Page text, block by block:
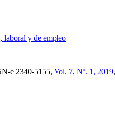
laboral y de empleo
e 2340-5155, Vol. 7, Nº. 1, 2019,